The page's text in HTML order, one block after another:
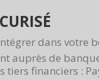
dans votre
auprès de
tiers financiers :